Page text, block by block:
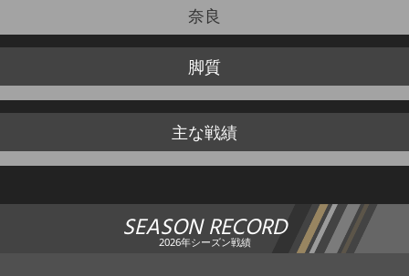
奈良
脚質
主な戦績
SEASON RECORD
2026年シーズン戦績